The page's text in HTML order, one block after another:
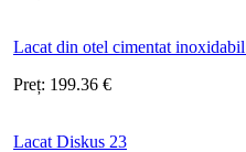
Lacat din otel cimentat
Preț: 199.36 €
Lacat Diskus 23